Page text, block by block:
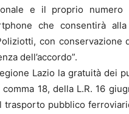
e il proprio numero
che consentirà
con
dell’accordo”.
Lazio la gratuità dei
18, della L.R. 16
pubblico